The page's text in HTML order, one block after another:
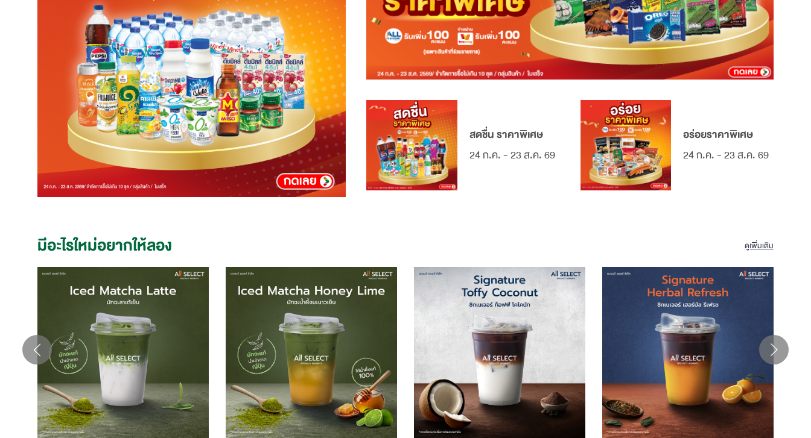
สดชื่น ราคาพิเศษ
24 ก.ค. - 23 ส.ค. 69
อร่อยราคาพิเศษ
24 ก.ค. - 23 ส.ค. 69
มีอะไรใหม่อยากให้ลอง ดูเพิ่มเติม